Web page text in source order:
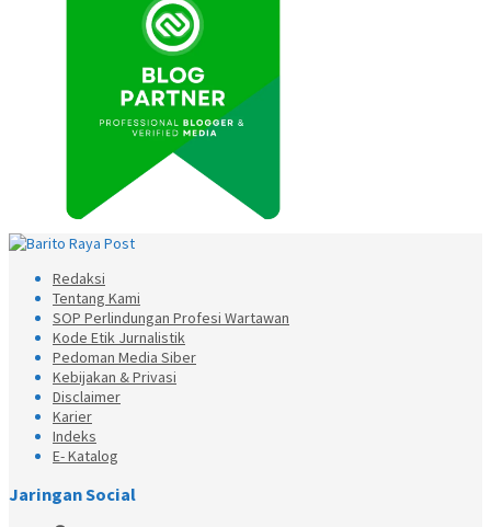
Redaksi
Tentang Kami
SOP Perlindungan Profesi Wartawan
Kode Etik Jurnalistik
Pedoman Media Siber
Kebijakan & Privasi
Disclaimer
Karier
Indeks
E- Katalog
Jaringan Social